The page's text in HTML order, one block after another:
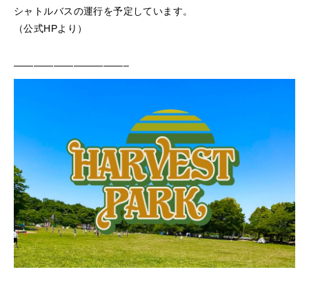
シャトルバスの運行を予定しています。
（公式HPより）
———————————–